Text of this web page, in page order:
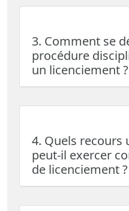
3. Comment se
procédure
un licenciement ?
4. Quels
peut-il exercer
de licenciement ?